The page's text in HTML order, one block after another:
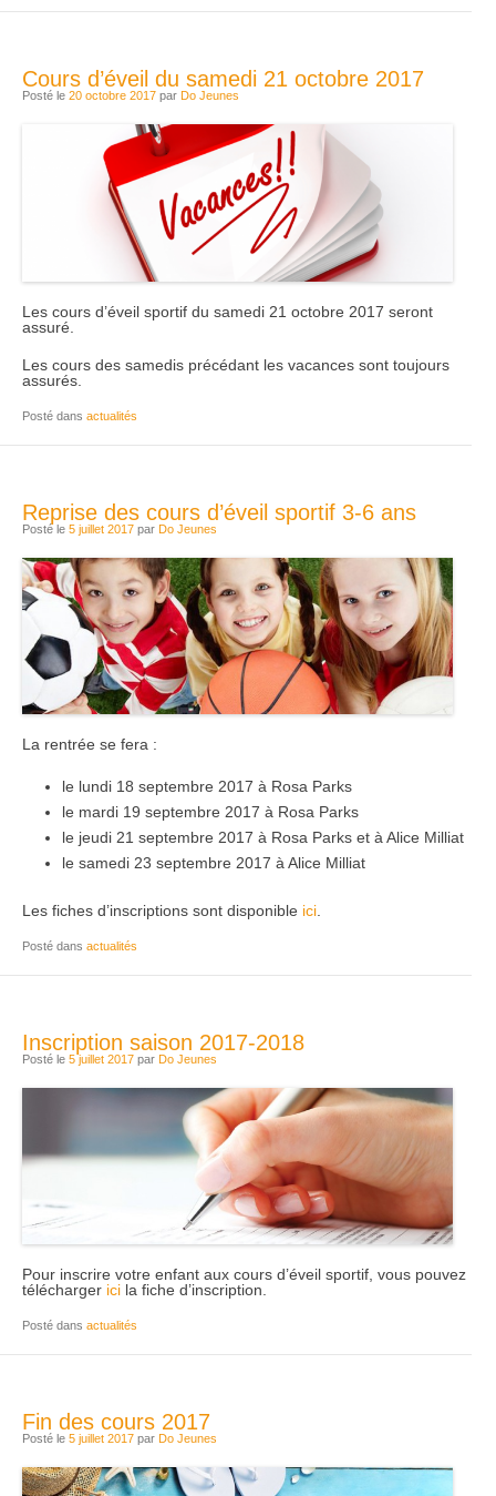
Cours d’éveil du samedi 21 octobre 2017
Posté le 20 octobre 2017 par Do Jeunes
Les cours d’éveil sportif du samedi 21 octobre 2017 seront
assuré.
Les cours des samedis précédant les vacances sont toujours
assurés.
Posté dans actualités
Reprise des cours d’éveil sportif 3-6 ans
Posté le 5 juillet 2017 par Do Jeunes
La rentrée se fera :
le lundi 18 septembre 2017 à Rosa Parks
le mardi 19 septembre 2017 à Rosa Parks
le jeudi 21 septembre 2017 à Rosa Parks et à Alice Milliat
le samedi 23 septembre 2017 à Alice Milliat
Les fiches d’inscriptions sont disponible ici
Posté dans actualités
Inscription saison 2017-2018
Posté le 5 juillet 2017 par Do Jeunes
Pour inscrire votre enfant aux cours d’éveil sportif, vous pouvez
télécharger ici la fiche d’inscription.
Posté dans actualités
Fin des cours 2017
Posté le 5 juillet 2017 par Do Jeunes